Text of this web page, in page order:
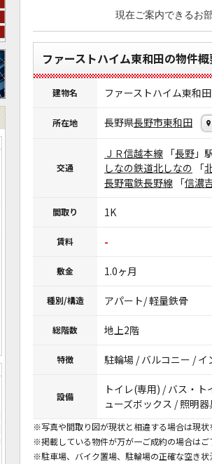
現在ご案内できるお
ファーストハイム東和田の物件
建物名 ファーストハイム東和田
所在地 長野県長野市東和田
交通
ＪＲ信越本線 「長野 」
しなの鉄道北しなの 「
長野電鉄長野線 「信濃
間取り 1K
賃料 -
敷金 1.0ヶ月
種別/構造 アパート/ 軽量鉄骨
総階数 地上2階
特徴 駐輪場 / バルコニー /
設備
トイレ(専用) / バス・
ューズボックス / 照明
※写真や間取り図が現状と相違する場合は現状
※掲載している物件が万が一ご成約の場合はご
※駐車場、バイク置場、駐輪場の正確な空き状